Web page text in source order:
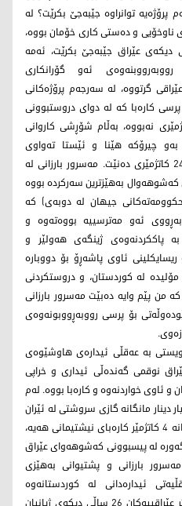
توانراوه‌ جێبه‌جێ بكرێت؟ له
ناوخۆیی و ده‌ستی كاری خۆمان بووه‌،
دیكه‌ی عێراق جێبه‌جێ بكرێت، ئه‌مه‌
ئه‌و گۆرانكاری
گرتووه‌، له ‌سه‌رجه‌م پرۆژه‌كانی
كاره‌با كه‌ له‌ دوای دروستبوونی
عێراقه‌وه‌ كاره‌بای 24 كاتژمێری نه‌بووه،‌ به‌ڵام شۆڕشی كاروانی
به‌و چیرۆكه‌ هێنا و ئێستا ته‌واوی
كوردستان هه‌نگاو به‌ره‌و كاره‌بای 24 كاتژمێری ده‌نێت. مه‌سرور بارزانی له‌
به‌هێزترین سه‌ركرده‌ بووه‌
جیهان له‌ دوبه‌ی) كه‌
ئه‌و مه‌ترسییه‌ بووه‌ته‌وه‌ و
پاككردنه‌وه‌ی ژینگه‌ی‌ هه‌ولێر و
ئاوی پاشه‌ڕۆ بۆ دووباره‌
مۆلیده‌ له‌ كوردستان، و دروستكردنی
من پێم وایه‌ ده‌بێت مه‌سرور بارزانی
بۆ پرسی رووبه‌ڕووبونه‌وه‌ی
به‌ عه‌قڵی ئیداره‌ی هاوشێوه‌ی
نوقمی گه‌نده‌ڵی ئیداری و خراپی
و ئاوی خواردنه‌وه‌ و كاره‌با ‌بووه‌. له‌م
عێراق كه‌ به‌به‌های 5 ملیار دینار مانگانه‌ گازی سروشتی له‌ ئێران
ده‌كڕێت، به‌م حاڵه‌شه‌وه‌ له‌به‌غدا رۆژانه‌ 4 كاتژمێر كاره‌بای نیشتیمانی هه‌یه‌،
له‌ پیسبوونی كه‌شوهه‌وای عێراق
بارزانی و پشتیوانی به‌هێزی
ئیداره‌دانی له‌ كوردستانه‌وه‌